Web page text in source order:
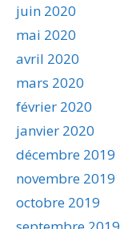
juin 2020
mai 2020
avril 2020
mars 2020
février 2020
janvier 2020
décembre 2019
novembre 2019
octobre 2019